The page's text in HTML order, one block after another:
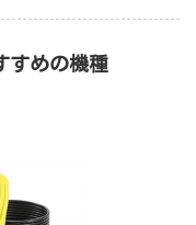
すめの機種